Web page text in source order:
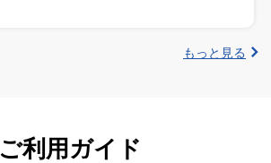
もっと見る
ご利用ガイド